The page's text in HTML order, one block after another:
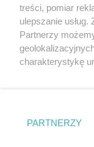
treści, pomiar
ulepszanie
Partnerzy
charakterystykę
zmienić/wycofać
znajdujący się w
PARTNERZY